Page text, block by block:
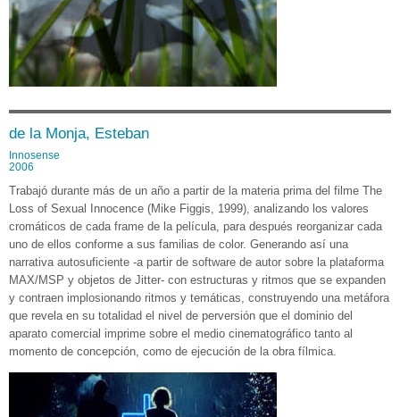
de la Monja, Esteban
Innosense
2006
Trabajó durante más de un año a partir de la materia prima del filme The
Loss of Sexual Innocence (Mike Figgis, 1999), analizando los valores
cromáticos de cada frame de la película, para después reorganizar cada
uno de ellos conforme a sus familias de color. Generando así una
narrativa autosuficiente -a partir de software de autor sobre la plataforma
MAX/MSP y objetos de Jitter- con estructuras y ritmos que se expanden
y contraen implosionando ritmos y temáticas, construyendo una metáfora
que revela en su totalidad el nivel de perversión que el dominio del
aparato comercial imprime sobre el medio cinematográfico tanto al
momento de concepción, como de ejecución de la obra fílmica.